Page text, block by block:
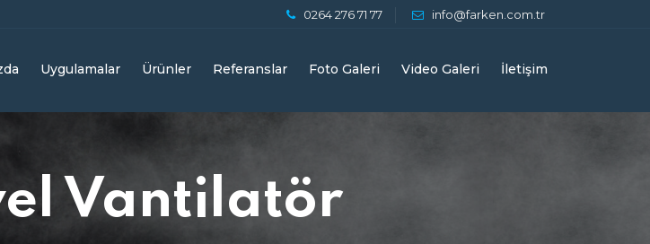
0264 276 71 77 info@farken.com.tr
Uygulamalar Ürünler Referanslar Foto Galeri Video Galeri İletişim
Vantilatör